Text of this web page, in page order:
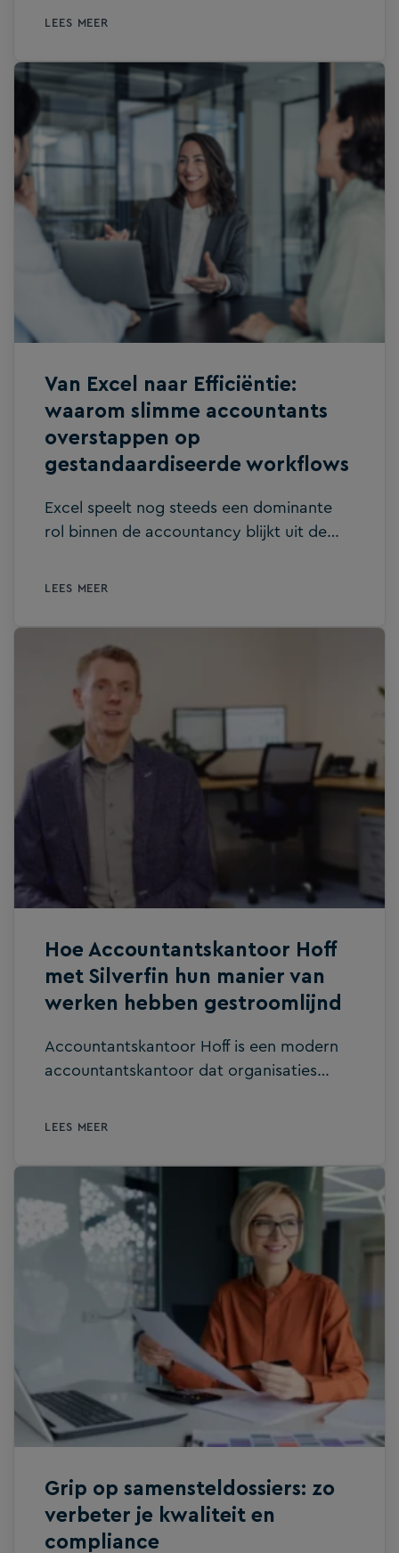
abonnementsmodel, een stijging van 10%
ten opzichte van vorig jaar. Dat blijkt uit
de Benchmark Kantoorcijfers 2025 van
NOAB en Fiscount. Deze ontwikkeling sluit
aan bij een bredere trend waarin
automatisering zorgt voor efficiëntere
werkprocessen en datagedreven werken.
Wat is de impact van efficiënt werken?
Efficiënter werken heeft directe invloed
op het aantal declarabele uren. Doordat
processen slimmer worden ingericht en
technologie repeterend werk overneemt,
leidt tot […]
LEES MEER
Van Excel naar Efficiëntie:
waarom slimme accountants
overstappen op
gestandaardiseerde workflows
Excel speelt nog steeds een dominante
rol binnen de accountancy blijkt uit de
zet het programma in voor
advieswerkzaamheden. In dit blog
bespreken we de risico’s van werken met
Excel en laten we zien hoe
gestandaardiseerde workflows in Silverfin
helpen om compliance te verbeteren en
fouten, risico’s en onnodig herstelwerk te
Hoewel Excel toegankelijk is, kleven er
wel degelijk risico’s aan het gebruik. Het
grootste probleem is en blijft handwerk.
Berekeningen, analyses en scenario’s
[…]
LEES MEER
Hoe Accountantskantoor Hoff
met Silverfin hun manier van
werken hebben gestroomlijnd
Accountantskantoor Hoff is een modern
accountantskantoor dat organisaties
op efficiëntie en kwaliteit helpt het team
klanten om continu grip te houden op hun
cijfers en processen. In deze video deelt
Accountantskantoor Hoff hoe zij met
Silverfin hun manier van werken hebben
gestroomlijnd. Door administraties,
afsluitprocessen en rapportages slim te
automatiseren, creëren zij meer
overzicht, besparen ze tijd en kunnen ze
zich nog beter richten op advies en
klantwaarde.
LEES MEER
Grip op samensteldossiers: zo
verbeter je kwaliteit en
compliance